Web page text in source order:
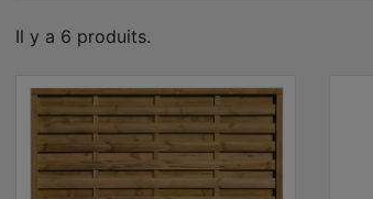
Il y a 6 produits.